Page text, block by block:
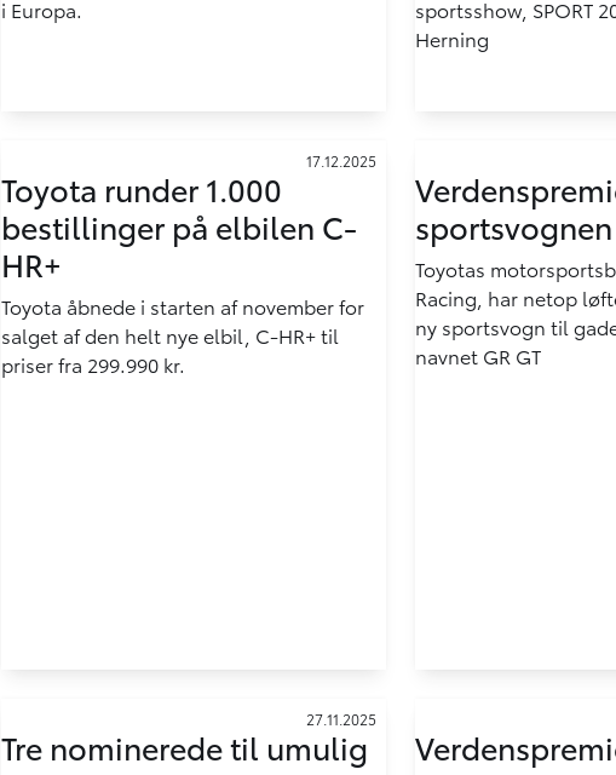
i Europa.
sportsshow, SPORT
Herning
17.12.2025
Toyota runder 1.000
bestillinger på elbilen C-
HR+
Toyota åbnede i starten af november for
salget af den helt nye elbil, C-HR+ til
priser fra 299.990 kr.
sportsvognen
Toyotas
Racing, har netop
ny sportsvogn til
navnet GR GT
27.11.2025
Tre nominerede til umulig